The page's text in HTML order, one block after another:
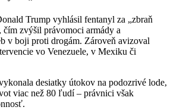
Trump vyhlásil fentanyl za „zbraň
čím zvýšil právomoci armády a
v boji proti drogám. Zároveň avizoval
vo Venezuele, v Mexiku či
desiatky útokov na podozrivé lode,
viac než 80 ľudí – právnici však